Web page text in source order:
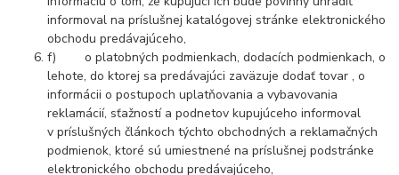
informoval na príslušnej katalógovej stránke elektronického
obchodu predávajúceho,
f) o platobných podmienkach, dodacích podmienkach, o
lehote, do ktorej sa predávajúci zaväzuje dodať tovar , o
informácii o postupoch uplatňovania a vybavovania
reklamácií, sťažností a podnetov kupujúceho informoval
v príslušných článkoch týchto obchodných a reklamačných
podmienok, ktoré sú umiestnené na príslušnej podstránke
elektronického obchodu predávajúceho,